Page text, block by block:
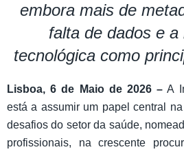
embora mais de
falta de dados e a
tecnológica como
Lisboa, 6 de Maio de 2026 – A
está a assumir um papel central
desafios do setor da saúde,
profissionais, na crescente